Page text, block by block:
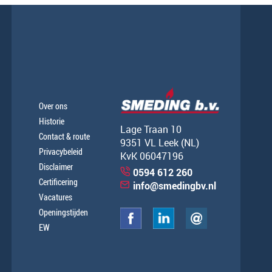
Over ons
Historie
Contact & route
Privacybeleid
Disclaimer
Certificering
Vacatures
Openingstijden
EW
Lage Traan 10
9351 VL Leek (NL)
KvK 06047196
0594 612 260
info@smedingbv.nl